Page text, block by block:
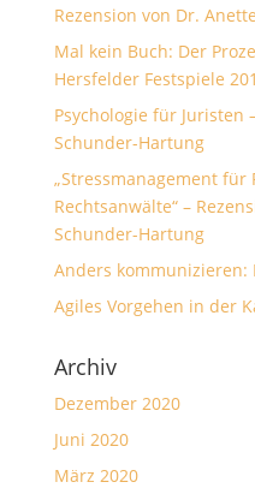
Rezension von Dr.
Mal kein Buch: Der
Hersfelder Festspiele
Psychologie für Juristen
Schunder-Hartung
„Stressmanagement
Rechtsanwälte“ –
Schunder-Hartung
Anders kommunizieren:
Agiles Vorgehen in der
Archiv
Dezember 2020
Juni 2020
März 2020